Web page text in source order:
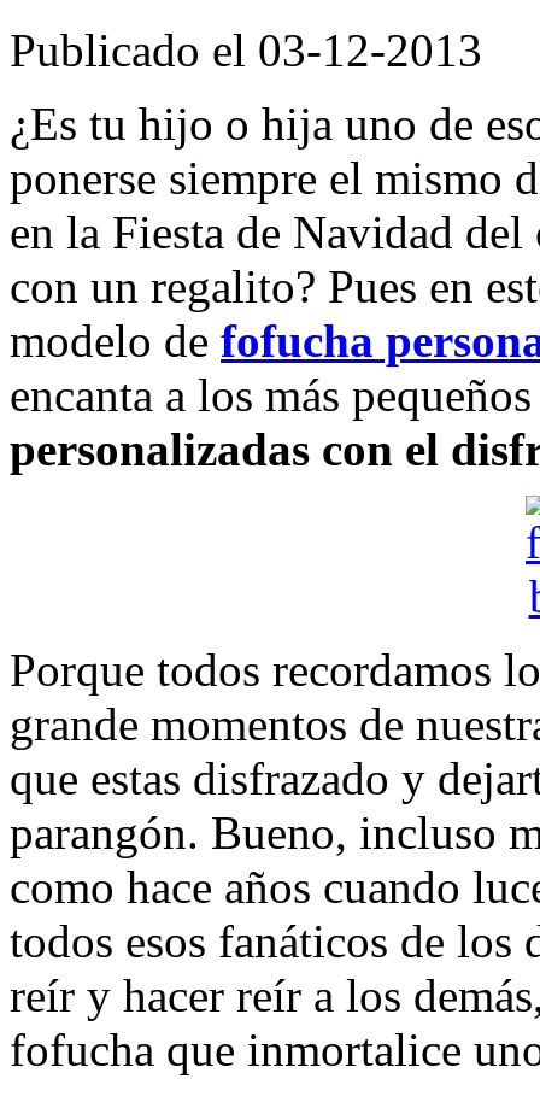
Publicado el 03-12-2013
¿Es tu hijo o hija uno de
ponerse siempre el mismo
en la Fiesta de Navidad
con un regalito? Pues en
modelo de fofucha
encanta a los más
personalizadas con el
Porque todos recordamos
grande momentos de
que estas disfrazado y
parangón. Bueno, incluso
como hace años cuando
todos esos fanáticos de los
reír y hacer reír a los
fofucha que inmortalice